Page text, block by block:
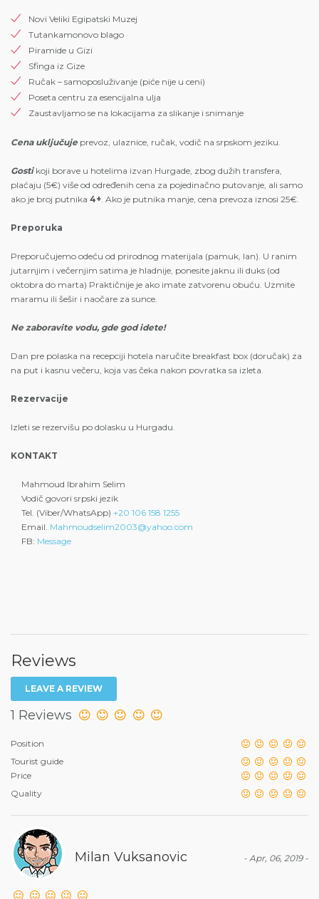
Novi Veliki Egipatski Muzej
Tutankamonovo blago
Piramide u Gizi
Sfinga iz Gize
Ručak – samoposluživanje (piće nije u ceni)
Poseta centru za esencijalna ulja
Zaustavljamo se na lokacijama za slikanje i snimanje
Cena uključuje prevoz, ulaznice, ručak, vodič na srpskom jeziku.
Gostikoji borave u hotelima izvan Hurgade, zbog dužih transfera,
plaćaju (5€) više od određenih cena za pojedinačno putovanje, ali samo
ako je broj putnika 4+ . Ako je putnika manje, cena prevoza iznosi 25€.
Preporuka
Preporučujemo odeću od prirodnog materijala (pamuk, lan). U ranim
jutarnjim i večernjim satima je hladnije, ponesite jaknu ili duks (od
oktobra do marta) Praktičnije je ako imate zatvorenu obuću. Uzmite
maramu ili šešir i naočare za sunce.
Ne zaboravite vodu, gde god idete!
Dan pre polaska na recepciji hotela naručite breakfast box (doručak) za
na put i kasnu večeru, koja vas čeka nakon povratka sa izleta.
Rezervacije
Izleti se rezervišu po dolasku u Hurgadu.
KONTAKT
Mahmoud Ibrahim Selim
Vodič govori srpski jezik
Tel. (Viber/WhatsApp) +20 106 158 1255
Email. Mahmoudselim2003@yahoo.com
FB: Message
Reviews
LEAVE A REVIEW
1 Reviews
Position
Tourist guide
Price
Quality
- Apr, 06, 2019 -
Milan Vuksanovic